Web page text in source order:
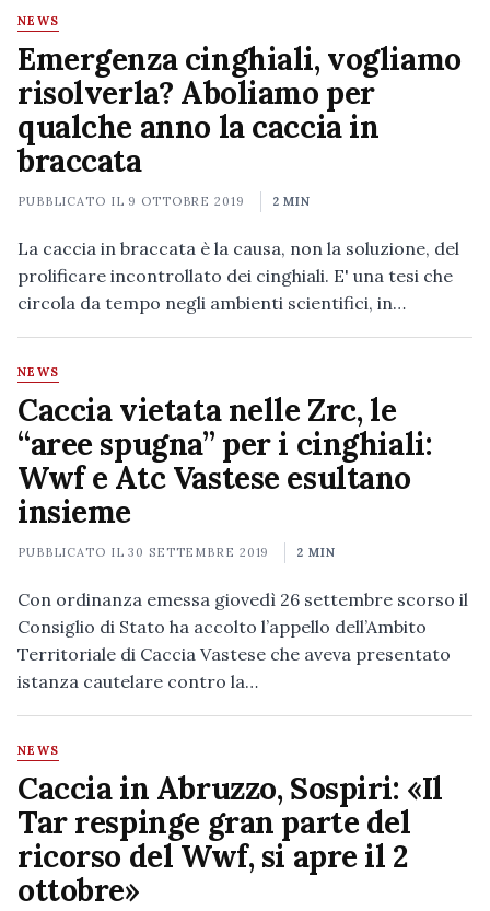
NEWS
Emergenza cinghiali, vogliamo
risolverla? Aboliamo per
qualche anno la caccia in
braccata
PUBBLICATO IL 9 OTTOBRE 2019 2 MIN
La caccia in braccata è la causa, non la soluzione, del
prolificare incontrollato dei cinghiali. E' una tesi che
circola da tempo negli ambienti scientifici, in…
NEWS
Caccia vietata nelle Zrc, le
“aree spugna” per i cinghiali:
Wwf e Atc Vastese esultano
insieme
PUBBLICATO IL30 SETTEMBRE 2019 2 MIN
Con ordinanza emessa giovedì 26 settembre scorso il
Consiglio di Stato ha accolto l’appello dell’Ambito
Territoriale di Caccia Vastese che aveva presentato
istanza cautelare contro la…
NEWS
Caccia in Abruzzo, Sospiri: «Il
Tar respinge gran parte del
ricorso del Wwf, si apre il 2
ottobre»